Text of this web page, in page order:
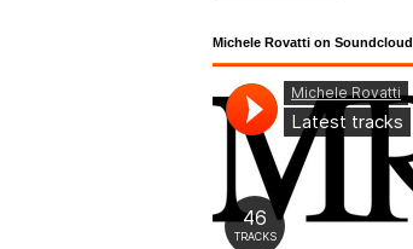
Michele Rovatti on Soundcloud